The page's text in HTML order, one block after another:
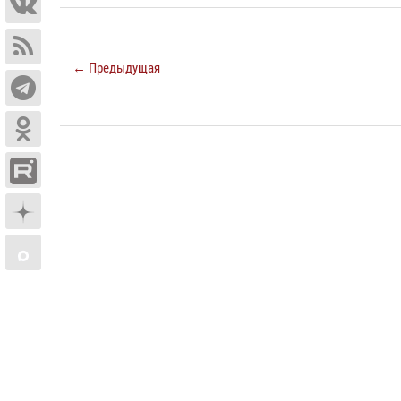
← Предыдущая